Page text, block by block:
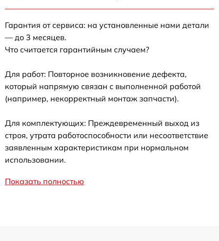
Гарантия от сервиса: на установленные нами детали
— до 3 месяцев.
Что считается гарантийным случаем?
Для работ: Повторное возникновение дефекта,
который напрямую связан с выполненной работой
(например, некорректный монтаж запчасти).
Для комплектующих: Преждевременный выход из
строя, утрата работоспособности или несоответствие
заявленным характеристикам при нормальном
использовании.
Показать полностью